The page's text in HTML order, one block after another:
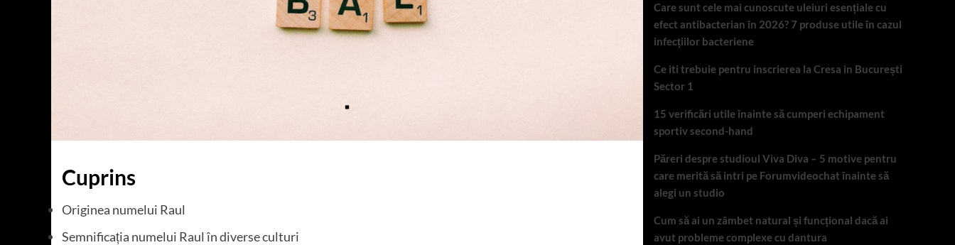
Cuprins
Originea numelui Raul
Semnificația numelui Raul în diverse culturi
Care sunt cele mai cunoscute uleiuri esențiale cu
efect antibacterian în 2026? 7 produse utile în cazul
infecțiilor bacteriene
Ce iti trebuie pentru inscrierea la Cresa in București
Sector 1
15 verificări utile înainte să cumperi echipament
sportiv second-hand
Păreri despre studioul Viva Diva – 5 motive pentru
care merită să intri pe Forumvideochat înainte să
alegi un studio
Cum să ai un zâmbet natural și funcțional dacă ai
avut probleme complexe cu dantura